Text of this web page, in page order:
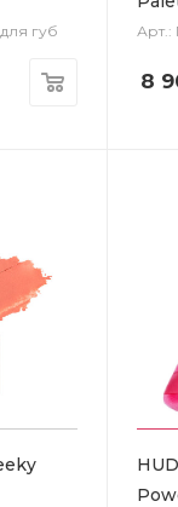
губ Арт.:
8